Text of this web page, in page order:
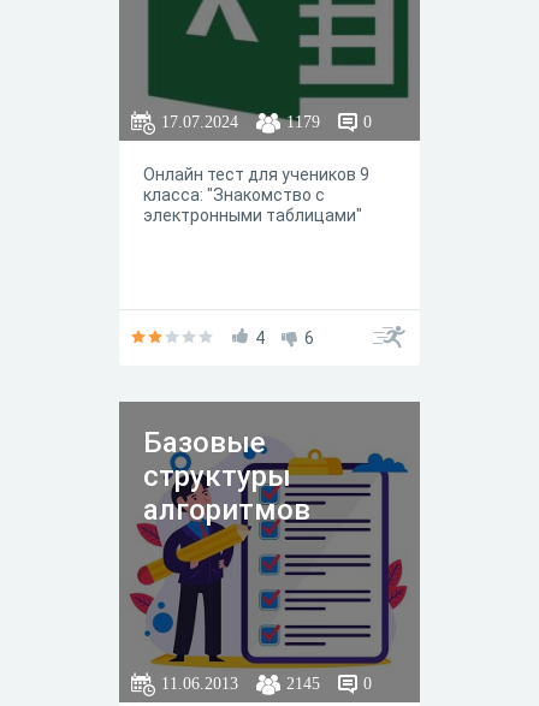
17.07.2024 1179 0
Онлайн тест для учеников 9
класса: "Знакомство с
электронными таблицами"
4 6
Базовые
структуры
алгоритмов
11.06.2013 2145 0